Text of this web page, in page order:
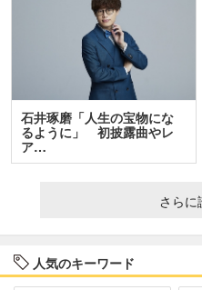
石井琢磨「人生の宝物にな
るように」 初披露曲やレ
ア…
さらに
人気のキーワード